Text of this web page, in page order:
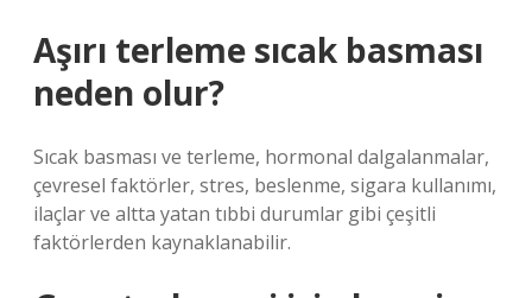
Aşırı terleme sıcak basması
neden olur?
Sıcak basması ve terleme, hormonal dalgalanmalar,
çevresel faktörler, stres, beslenme, sigara kullanımı,
ilaçlar ve altta yatan tıbbi durumlar gibi çeşitli
faktörlerden kaynaklanabilir.